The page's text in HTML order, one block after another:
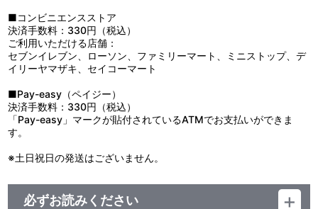
■コンビニエンスストア
決済手数料：330円（税込）
ご利用いただける店舗：
セブンイレブン、ローソン、ファミリーマート、ミニストップ、デ
イリーヤマザキ、セイコーマート
■Pay-easy（ペイジー）
決済手数料：330円（税込）
「Pay-easy」マークが貼付されているATMでお支払いができま
す。
※土日祝日の発送はございません。
必ずお読みください